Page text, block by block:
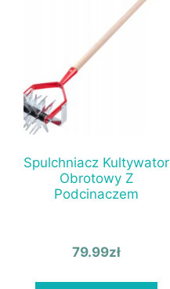
Spulchniacz Kultywator
Obrotowy Z
Podcinaczem
79.99zł